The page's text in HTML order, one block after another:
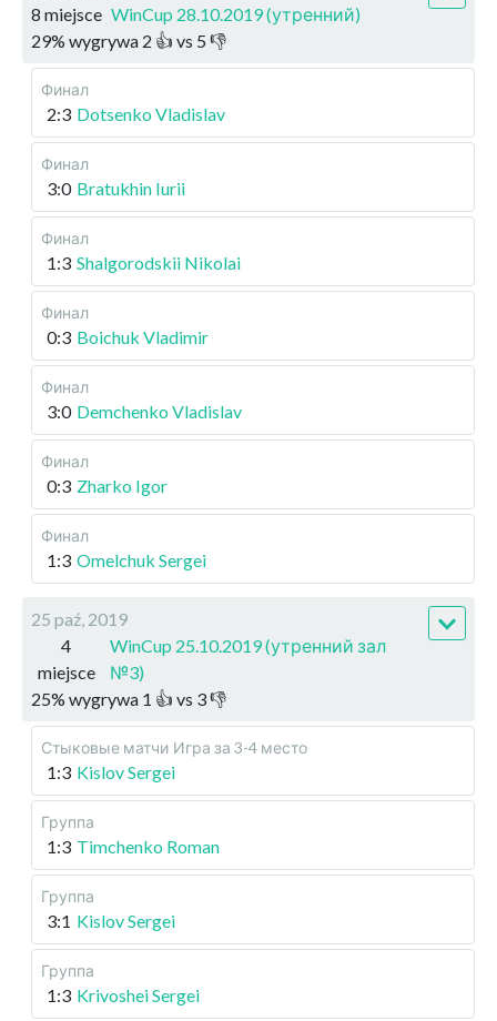
8 miejsce WinCup 28.10.2019 (утренний)
29% wygrywa 2 👍 vs 5 👎
Финал
2:3 Dotsenko Vladislav
Финал
3:0 Bratukhin Iurii
Финал
1:3 Shalgorodskii Nikolai
Финал
0:3 Boichuk Vladimir
Финал
3:0 Demchenko Vladislav
Финал
0:3 Zharko Igor
Финал
1:3 Omelchuk Sergei
25 paź, 2019
4
miejsce
WinCup 25.10.2019 (утренний зал
№3)
25% wygrywa 1 👍 vs 3👎
Стыковые матчи Игра за 3-4 место
1:3 Kislov Sergei
Группа
1:3 Timchenko Roman
Группа
3:1 Kislov Sergei
Группа
1:3 Krivoshei Sergei